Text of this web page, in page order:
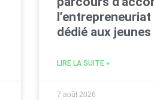
l’entrepreneuriat
dédié aux
LIRE LA SUITE »
7 août 2026